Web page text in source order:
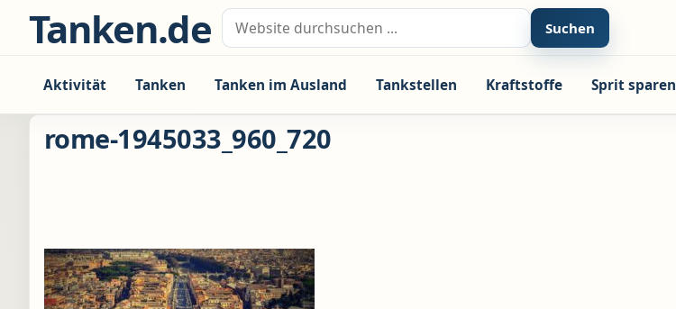
Zum Inhalt springen
Tanken.de Suche nach: Suchen
Aktivität Tanken Tanken im Ausland Tankstellen Kraftstoffe Sprit sparen
rome-1945033_960_720